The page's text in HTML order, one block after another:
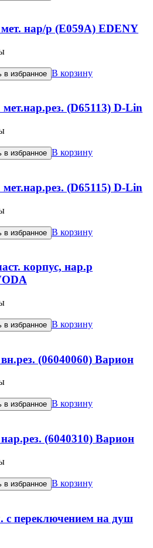
нар/р (Е059А) EDENY
в избранное В корзину
(D65113) D-Lin
в избранное В корзину
(D65115) D-Lin
в избранное В корзину
корпус, нар.р
в избранное В корзину
(06040060) Варион
в избранное В корзину
(6040310) Варион
в избранное В корзину
с переключением на душ